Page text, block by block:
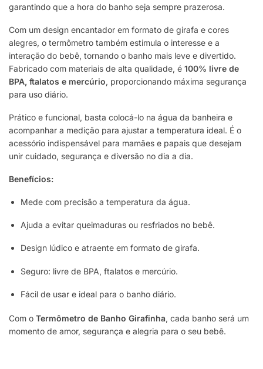
garantindo que a hora do banho seja sempre prazerosa.
Com um design encantador em formato de girafa e cores
alegres, o termômetro também estimula o interesse e a
interação do bebê, tornando o banho mais leve e divertido.
Fabricado com materiais de alta qualidade, é 100% livre de
BPA, ftalatos e mercúrio, proporcionando máxima segurança
para uso diário.
Prático e funcional, basta colocá-lo na água da banheira e
acompanhar a medição para ajustar a temperatura ideal. É o
acessório indispensável para mamães e papais que desejam
unir cuidado, segurança e diversão no dia a dia.
Benefícios:
Mede com precisão a temperatura da água.
Ajuda a evitar queimaduras ou resfriados no bebê.
Design lúdico e atraente em formato de girafa.
Seguro: livre de BPA, ftalatos e mercúrio.
Fácil de usar e ideal para o banho diário.
Com o Termômetro de Banho Girafinha, cada banho será um
momento de amor, segurança e alegria para o seu bebê.